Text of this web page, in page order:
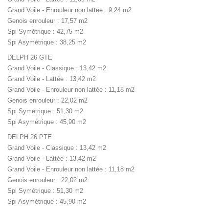
Grand Voile - Enrouleur non lattée : 9,24 m2
Genois enrouleur : 17,57 m2
Spi Symétrique : 42,75 m2
Spi Asymétrique : 38,25 m2
DELPH 26 GTE
Grand Voile - Classique : 13,42 m2
Grand Voile - Lattée : 13,42 m2
Grand Voile - Enrouleur non lattée : 11,18 m2
Genois enrouleur : 22,02 m2
Spi Symétrique : 51,30 m2
Spi Asymétrique : 45,90 m2
DELPH 26 PTE
Grand Voile - Classique : 13,42 m2
Grand Voile - Lattée : 13,42 m2
Grand Voile - Enrouleur non lattée : 11,18 m2
Genois enrouleur : 22,02 m2
Spi Symétrique : 51,30 m2
Spi Asymétrique : 45,90 m2